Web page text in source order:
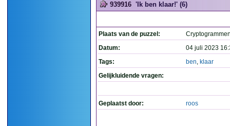
939916 'Ik ben klaar!' (6)
Plaats van de puzzel:
Datum:
04 juli 2023
Tags:
ben, klaar
Gelijkluidende vragen:
Geplaatst door: roos